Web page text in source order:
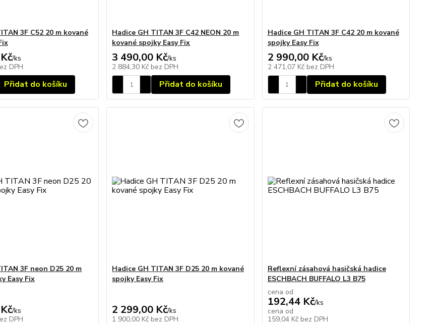
3F C52 20 m kované
/ks
DPH
Přidat do košíku
Hadice GH TITAN 3F C42 NEON 20 m
kované spojky Easy Fix
3 490,00 Kč/ks
2 884,30 Kč bez DPH
Přidat do košíku
Hadice GH TITAN 3F C42 20 m kované
spojky Easy Fix
2 990,00 Kč/ks
2 471,07 Kč bez DPH
Přidat do košíku
3F neon D25 20 m
Easy Fix
/ks
DPH
Hadice GH TITAN 3F D25 20 m kované
spojky Easy Fix
2 299,00 Kč/ks
1 900,00 Kč bez DPH
Reflexní zásahová hasičská hadice
ESCHBACH BUFFALO L3 B75
cena od
192,44 Kč/ks
cena od
159,04 Kč bez DPH